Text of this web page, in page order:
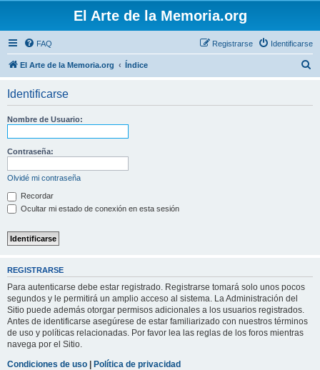
El Arte de la Memoria.org
FAQ Identificarse
Registrarse
El Arte de la Memoria.org Índice
Identificarse
Nombre de Usuario:
Contraseña:
Olvidé mi contraseña
Recordar
Ocultar mi estado de conexión en esta sesión
REGISTRARSE
Para autenticarse debe estar registrado. Registrarse tomará solo unos pocos
segundos y le permitirá un amplio acceso al sistema. La Administración del
Sitio puede además otorgar permisos adicionales a los usuarios registrados.
Antes de identificarse asegúrese de estar familiarizado con nuestros términos
de uso y políticas relacionadas. Por favor lea las reglas de los foros mientras
navega por el Sitio.
Condiciones de uso | Política de privacidad